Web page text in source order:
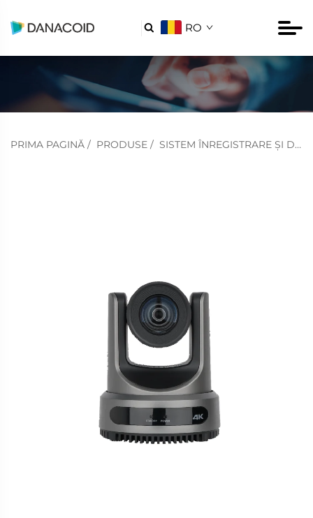
 RO
PRIMA PAGINĂ / PRODUSE / SISTEM ÎNREGISTRARE ȘI DIFUZARE